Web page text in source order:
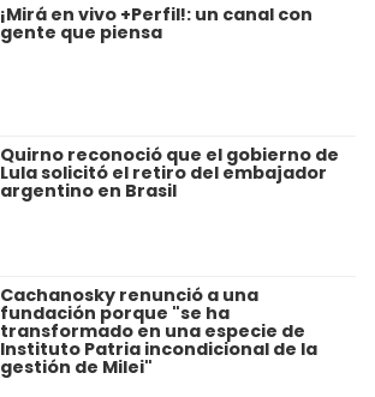
¡Mirá en vivo +Perfil!: un canal con
gente que piensa
Quirno reconoció que el gobierno de
Lula solicitó el retiro del embajador
argentino en Brasil
Cachanosky renunció a una
fundación porque "se ha
transformado en una especie de
Instituto Patria incondicional de la
gestión de Milei"